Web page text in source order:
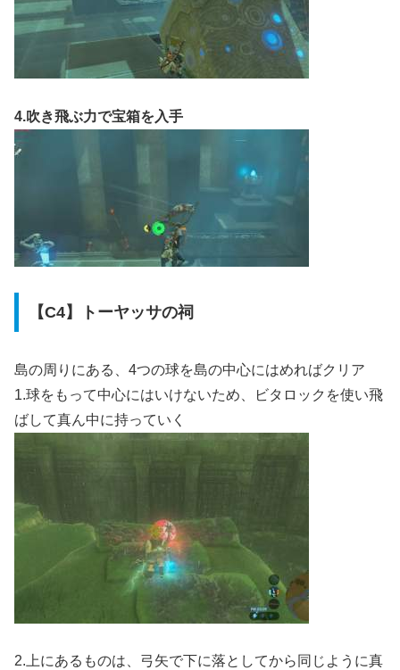
4.吹き飛ぶ力で宝箱を入手
【C4】トーヤッサの祠
島の周りにある、4つの球を島の中心にはめればクリア
1.球をもって中心にはいけないため、ビタロックを使い飛
ばして真ん中に持っていく
2.上にあるものは、弓矢で下に落としてから同じように真